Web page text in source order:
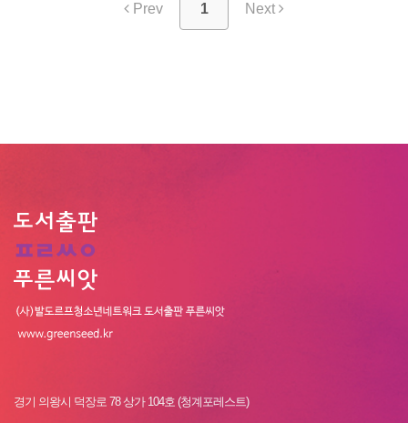
Prev 1 Next
경기 의왕시 덕장로 78 상가 104호 (청계포레스트)